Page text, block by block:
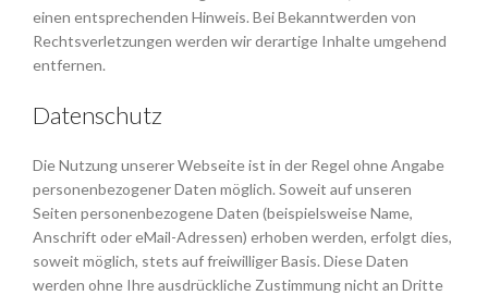
einen entsprechenden Hinweis. Bei Bekanntwerden von
Rechtsverletzungen werden wir derartige Inhalte umgehend
entfernen.
Datenschutz
Die Nutzung unserer Webseite ist in der Regel ohne Angabe
personenbezogener Daten möglich. Soweit auf unseren
Seiten personenbezogene Daten (beispielsweise Name,
Anschrift oder eMail-Adressen) erhoben werden, erfolgt dies,
soweit möglich, stets auf freiwilliger Basis. Diese Daten
werden ohne Ihre ausdrückliche Zustimmung nicht an Dritte